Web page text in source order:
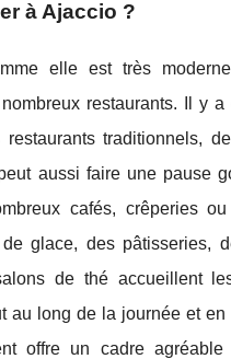
à Ajaccio ?
elle est très
restaurants. Il y a
restaurants traditionnels,
aussi faire une pause
cafés, crêperies
de glace, des pâtisseries,
de thé accueillent
au long de la journée et
offre un cadre